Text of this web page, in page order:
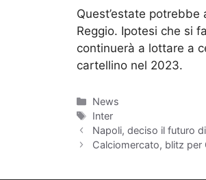
Quest’estate
Reggio. Ipotesi che si
continuerà a lottare a
cartellino nel 2023.
Categorie
News
Tag
Inter
Napoli, deciso il futuro
Calciomercato, blitz per